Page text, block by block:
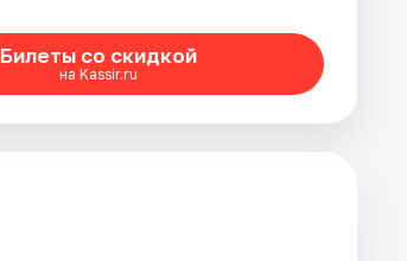
Билеты со скидкой
на Kassir.ru